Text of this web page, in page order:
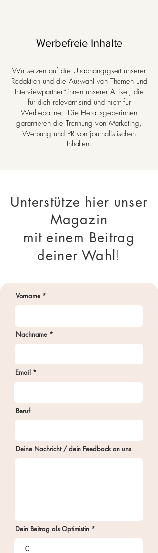
Werbefreie Inhalte
Wir setzen auf die Unabhängigkeit unserer
Redaktion und die Auswahl von Themen und
Interviewpartner*innen unserer Artikel, die
für dich relevant sind und nicht für
Werbepartner. Die Herausgeberinnen
garantieren die Trennung von Marketing,
Werbung und PR von journalistischen
Inhalten.
Unterstütze hier unser
Magazin
mit einem Beitrag
deiner Wahl!
Vorname
Nachname
Email
Beruf
Deine Nachricht / dein Feedback an uns
Dein Beitrag als Optimistin
€